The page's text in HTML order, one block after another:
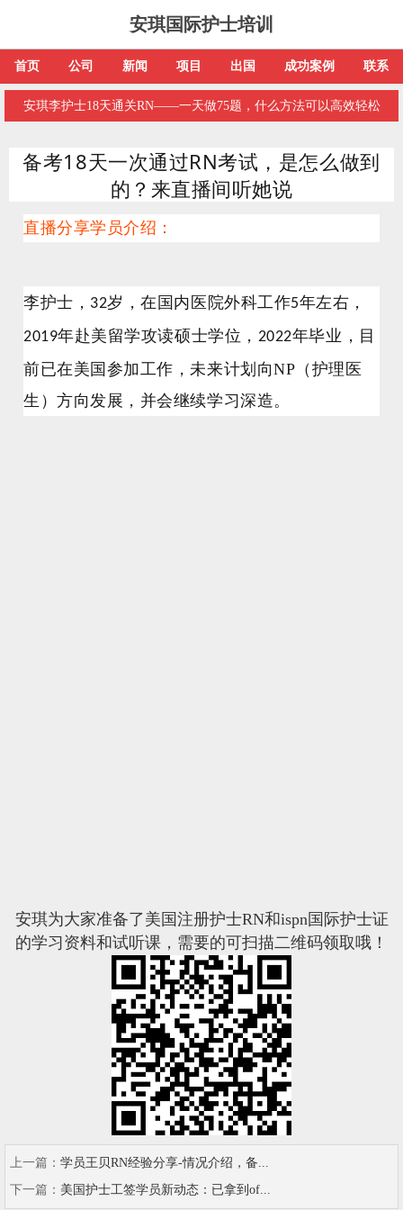
安琪国际护士培训
首页 公司 新闻 项目 出国 成功案例 联系
安琪李护士18天通关RN——一天做75题，什么方法可以高效轻松
备考18天一次通过RN考试，是怎么做到
的？来直播间听她说
直播分享学员介绍：
李护士， 32岁，在国内医院外科工作5年左右，
2019年赴美留学攻读硕士学位， 2022年毕业，目
前已在美国参加工作，未来计划向NP（护理医
生）方向发展，并会继续学习深造。
安琪为大家准备了美国注册护士RN和ispn国际护士证
的学习资料和试听课，需要的可扫描二维码领取哦！
上一篇： 学员王贝RN经验分享-情况介绍，备...
下一篇： 美国护士工签学员新动态：已拿到of...